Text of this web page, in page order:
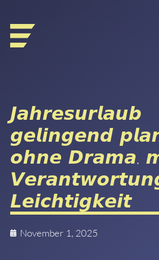
𝙅𝙖𝙝𝙧𝙚𝙨𝙪𝙧𝙡𝙖𝙪𝙗
𝙜𝙚𝙡𝙞𝙣𝙜𝙚𝙣𝙙
𝙤𝙝𝙣𝙚 𝘿𝙧𝙖𝙢𝙖,
𝙇𝙚𝙞𝙘𝙝𝙩𝙞𝙜𝙠𝙚𝙞𝙩
November 1, 2025